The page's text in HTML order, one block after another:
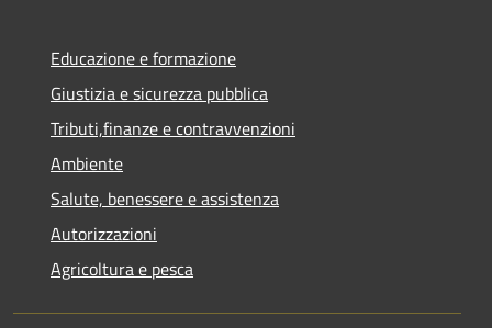
Educazione e formazione
Giustizia e sicurezza pubblica
Tributi,finanze e contravvenzioni
Ambiente
Salute, benessere e assistenza
Autorizzazioni
Agricoltura e pesca